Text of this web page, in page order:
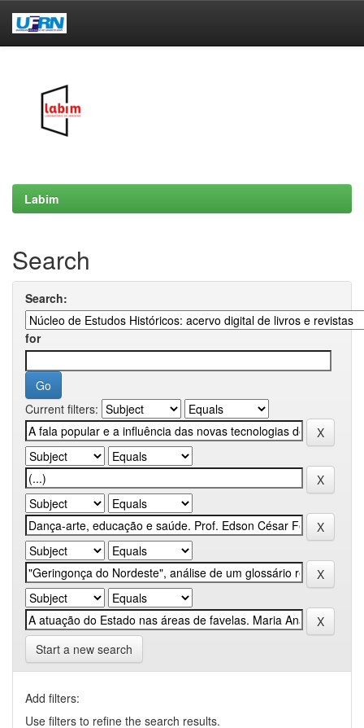
Labim
Search
Search:
for
Current filters:
Start a new search
Add filters:
Use filters to refine the search results.